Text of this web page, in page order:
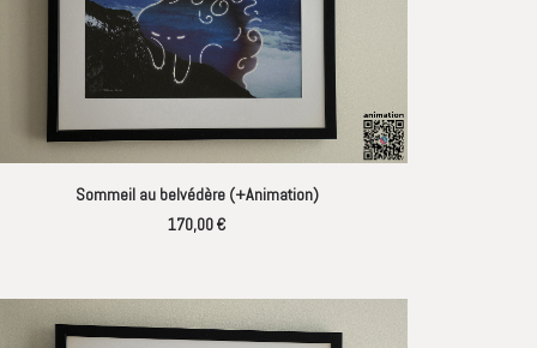
AJOUTER AU PANIER
Sommeil au belvédère (+Animation)
170,00€